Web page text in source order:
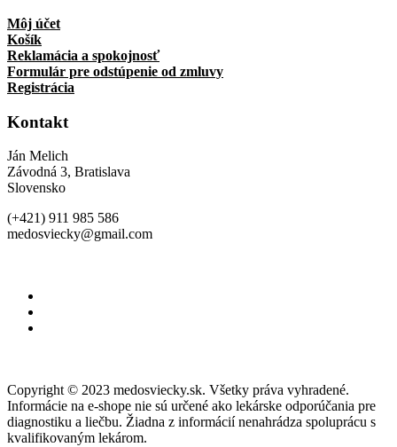
Môj účet
Košík
Reklamácia a spokojnosť
Formulár pre odstúpenie od zmluvy
Registrácia
Kontakt
Ján Melich
Závodná 3, Bratislava
Slovensko
(+421) 911 985 586
medosviecky@gmail.com
Copyright © 2023 medosviecky.sk. Všetky práva vyhradené.
Informácie na e-shope nie sú určené ako lekárske odporúčania pre
diagnostiku a liečbu. Žiadna z informácií nenahrádza spoluprácu s
kvalifikovaným lekárom.